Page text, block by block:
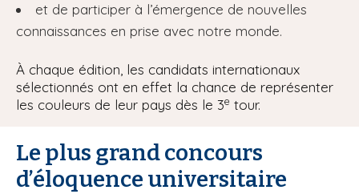
et de participer à l’émergence de nouvelles
connaissances en prise avec notre monde.
À chaque édition, les candidats internationaux
sélectionnés ont en effet la chance de représenter
les couleurs de leur pays dès le 3e tour.
Le plus grand concours
d’éloquence universitaire